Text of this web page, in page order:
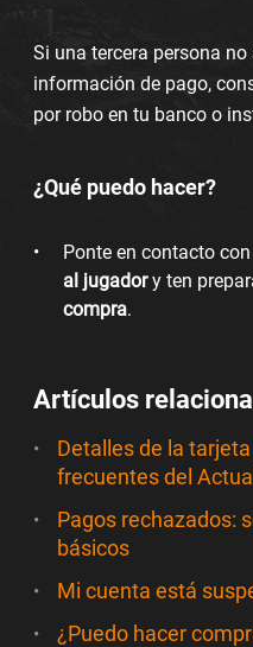
Si una tercera persona
información de pago,
por robo en tu banco o
¿Qué puedo hacer?
Ponte en contacto
al jugadory ten
compra.
Artículos
Detalles de la
frecuentes del
Pagos rechazados:
básicos
Mi cuenta está
¿Puedo hacer